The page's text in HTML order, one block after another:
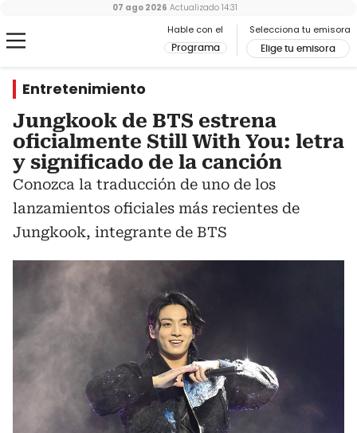
Hable con el
Programa
Selecciona tu emisora
Elige tu emisora
07 ago 2026 Actualizado 14:31
Entretenimiento
Jungkook de BTS estrena
oficialmente Still With You: letra
y significado de la canción
Conozca la traducción de uno de los
lanzamientos oficiales más recientes de
Jungkook, integrante de BTS